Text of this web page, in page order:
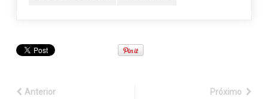
Anterior
Próximo